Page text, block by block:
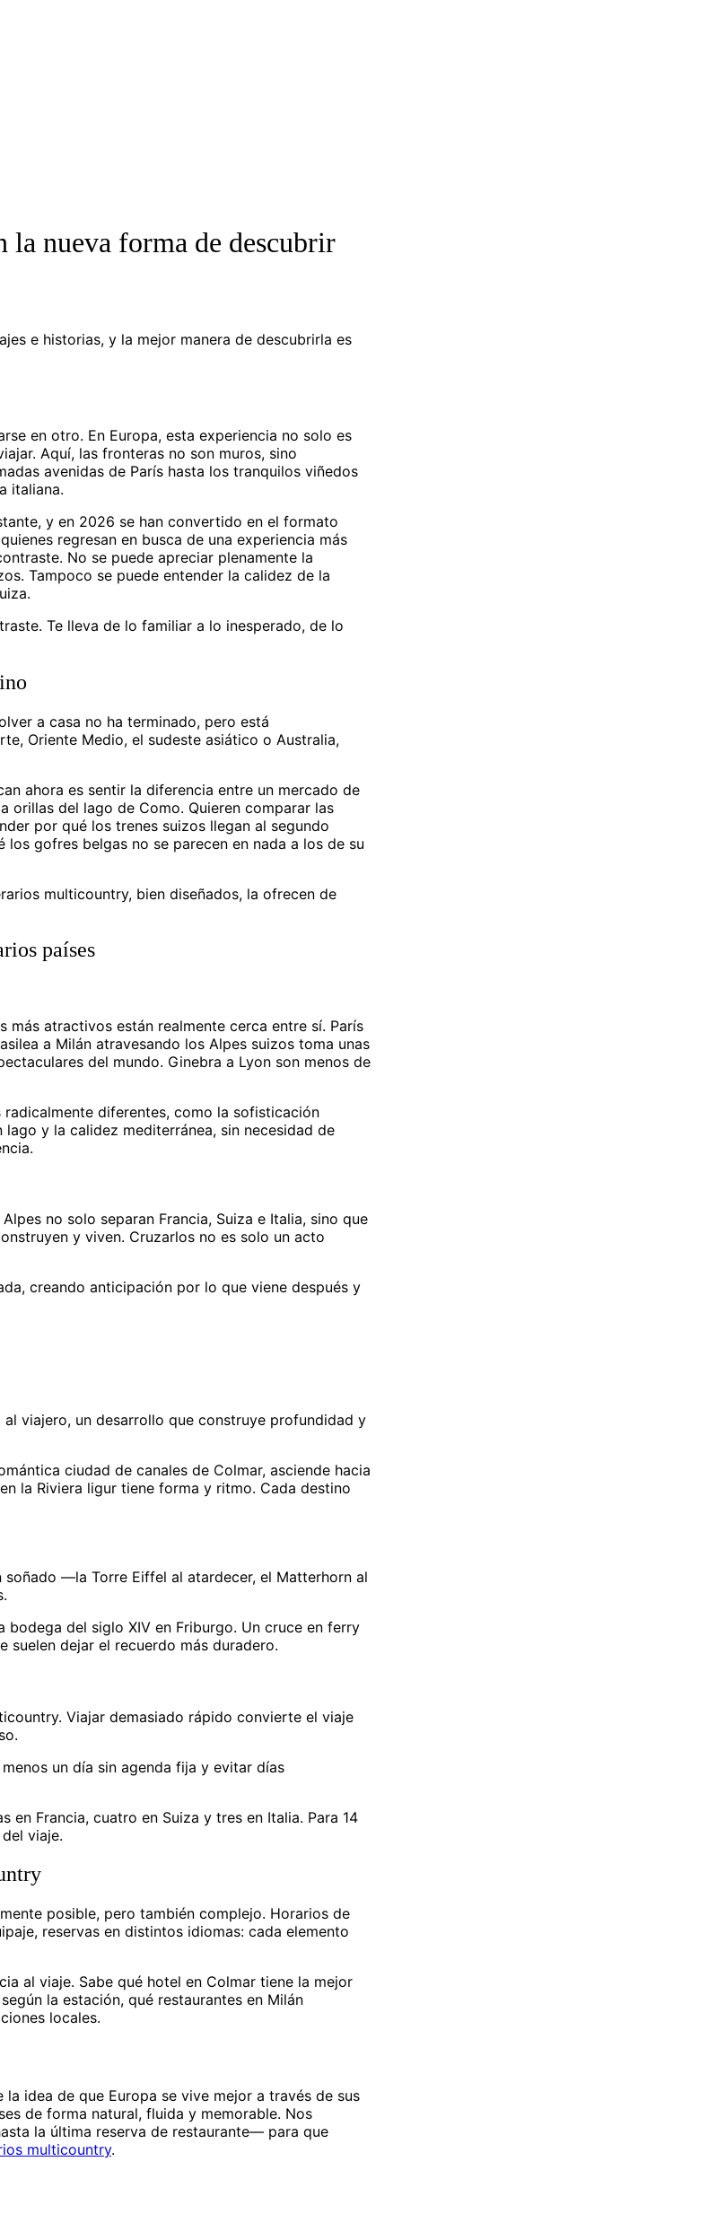
la nueva forma de descubrir
e historias, y la mejor manera de descubrirla es
en otro. En Europa, esta experiencia no solo es
Aquí, las fronteras no son muros, sino
avenidas de París hasta los tranquilos viñedos
italiana.
y en 2026 se han convertido en el formato
regresan en busca de una experiencia más
No se puede apreciar plenamente la
Tampoco se puede entender la calidez de la
Te lleva de lo familiar a lo inesperado, de lo
a casa no ha terminado, pero está
Oriente Medio, el sudeste asiático o Australia,
ahora es sentir la diferencia entre un mercado de
orillas del lago de Como. Quieren comparar las
por qué los trenes suizos llegan al segundo
gofres belgas no se parecen en nada a los de su
multicountry, bien diseñados, la ofrecen de
países
más atractivos están realmente cerca entre sí. París
a Milán atravesando los Alpes suizos toma unas
del mundo. Ginebra a Lyon son menos de
diferentes, como la sofisticación
y la calidez mediterránea, sin necesidad de
no solo separan Francia, Suiza e Italia, sino que
y viven. Cruzarlos no es solo un acto
creando anticipación por lo que viene después y
viajero, un desarrollo que construye profundidad y
ciudad de canales de Colmar, asciende hacia
la Riviera ligur tiene forma y ritmo. Cada destino
—la Torre Eiffel al atardecer, el Matterhorn al
bodega del siglo XIV en Friburgo. Un cruce en ferry
suelen dejar el recuerdo más duradero.
Viajar demasiado rápido convierte el viaje
un día sin agenda fija y evitar días
en Francia, cuatro en Suiza y tres en Italia. Para 14
viaje.
posible, pero también complejo. Horarios de
reservas en distintos idiomas: cada elemento
al viaje. Sabe qué hotel en Colmar tiene la mejor
la estación, qué restaurantes en Milán
locales.
idea de que Europa se vive mejor a través de sus
de forma natural, fluida y memorable. Nos
la última reserva de restaurante— para que
multicountry.